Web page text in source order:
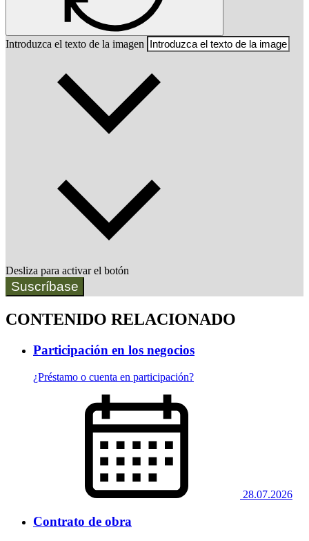
Introduzca el texto de la imagen
Desliza para activar el botón
Suscríbase
CONTENIDO RELACIONADO
Participación en los negocios
¿Préstamo o cuenta en participación?
28.07.2026
Contrato de obra